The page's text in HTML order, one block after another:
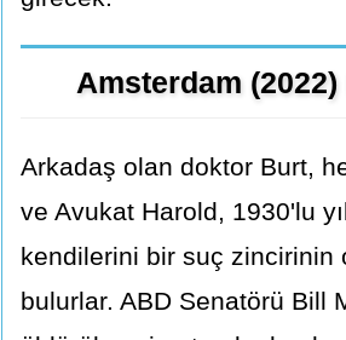
Amsterdam
Arkadaş olan doktor Burt,
ve Avukat Harold, 1930'lu
kendilerini bir suç zincirinin
bulurlar. ABD Senatörü Bill